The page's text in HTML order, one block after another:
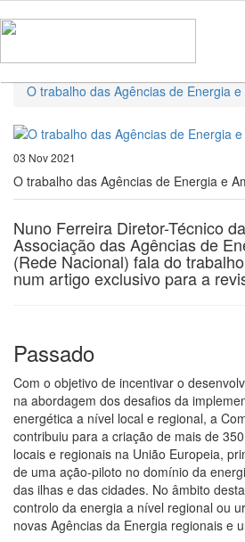
O trabalho das Agências de Energia
03 Nov 2021
O trabalho das Agências de Energia e
Nuno Ferreira Diretor-Técnico
Associação das Agências de
(Rede Nacional) fala do
num artigo exclusivo para a
Passado
Com o objetivo de incentivar o
na abordagem dos desafios da
energética a nível local e regional, a
contribuiu para a criação de mais de
locais e regionais na União Europeia,
de uma ação-piloto no domínio da
das ilhas e das cidades. No âmbito
controlo da energia a nível regional ou
novas Agências da Energia regionais e